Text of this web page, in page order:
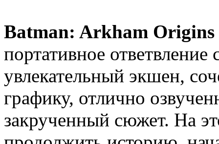
Batman: Arkham Origins
портативное
увлекательный экшен,
графику, отлично
закрученный сюжет. На